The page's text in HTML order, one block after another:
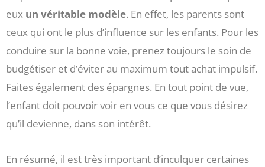
eux un véritable modèle. En effet, les parents sont
ceux qui ont le plus d’influence sur les enfants. Pour les
conduire sur la bonne voie, prenez toujours le soin de
budgétiser et d’éviter au maximum tout achat impulsif.
Faites également des épargnes. En tout point de vue,
l’enfant doit pouvoir voir en vous ce que vous désirez
qu’il devienne, dans son intérêt.
En résumé, il est très important d’inculquer certaines